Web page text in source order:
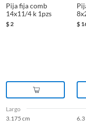
Pija fija comb
14x11/4 k 1pzs
$ 2 $
Largo
3.175 cm
6.3